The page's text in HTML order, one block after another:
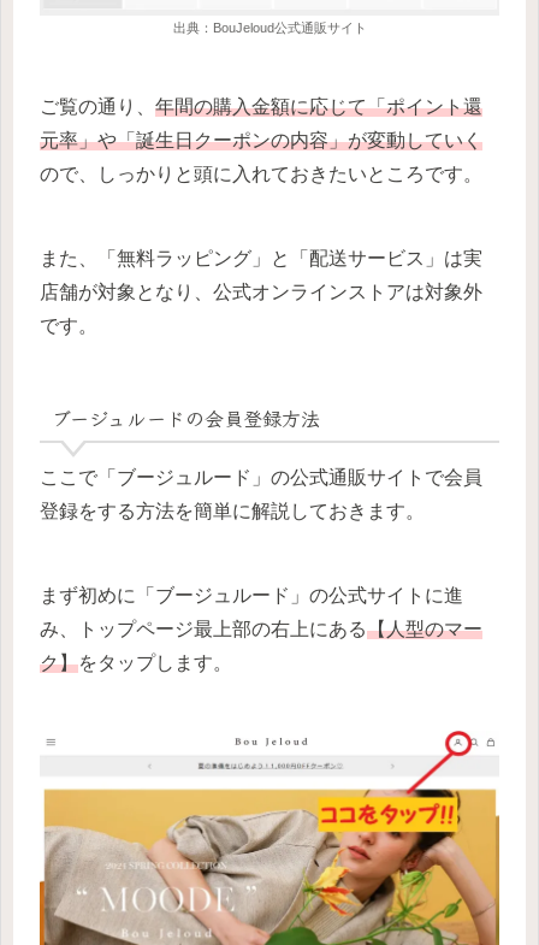
出典：BouJeloud公式通販サイト
ご覧の通り、 年間の購入金額に応じて「ポイント還
元率」や「誕生日クーポンの内容」が変動していく
ので、しっかりと頭に入れておきたいところです。
また、「無料ラッピング」と「配送サービス」は実
店舗が対象となり、公式オンラインストアは対象外
です。
ブージュルードの会員登録方法
ここで「ブージュルード」の公式通販サイトで会員
登録をする方法を簡単に解説しておきます。
まず初めに「ブージュルード」の公式サイトに進
み、トップページ最上部の右上にある【人型のマー
ク】をタップします。